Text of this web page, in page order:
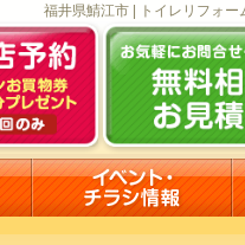
福井県鯖江市 | トイレリフォ